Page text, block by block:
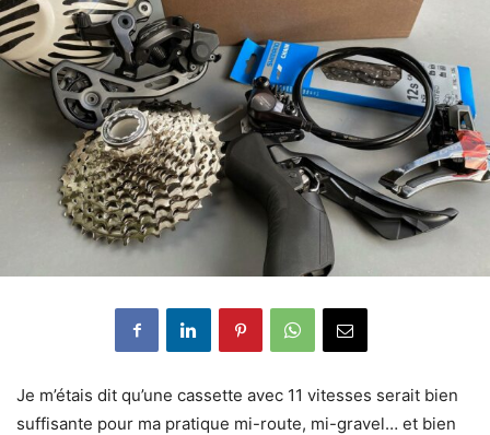
Je m’étais dit qu’une cassette avec 11 vitesses serait bien
suffisante pour ma pratique mi-route, mi-gravel… et bien